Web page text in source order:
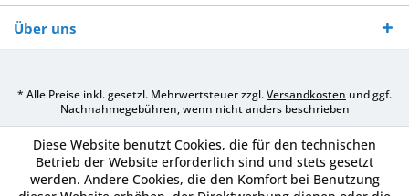
Über uns
* Alle Preise inkl. gesetzl. Mehrwertsteuer zzgl.Versandkosten und ggf.
Nachnahmegebühren, wenn nicht anders beschrieben
Diese Website benutzt Cookies, die für den technischen
Betrieb der Website erforderlich sind und stets gesetzt
werden. Andere Cookies, die den Komfort bei Benutzung